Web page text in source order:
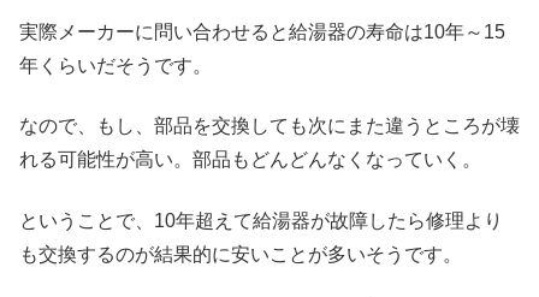
実際メーカーに問い合わせると給湯器の寿命は10年～15
年くらいだそうです。
なので、もし、部品を交換しても次にまた違うところが壊
れる可能性が高い。部品もどんどんなくなっていく。
ということで、10年超えて給湯器が故障したら修理より
も交換するのが結果的に安いことが多いそうです。